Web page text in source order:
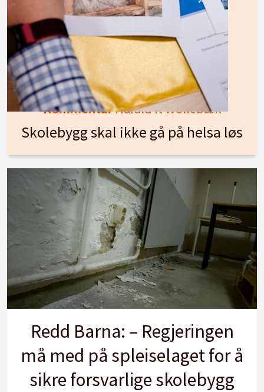
KommentarHarald F. Wollebæk
Skolebygg skal ikke gå på helsa løs
Redd Barna: – Regjeringen
må med på spleiselaget for å
sikre forsvarlige skolebygg